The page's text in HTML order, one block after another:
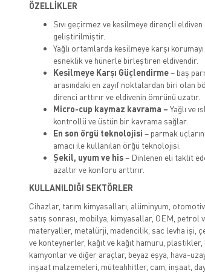
ÖZELLİKLER
Sıvı geçirmez ve kesilmeye dirençli
geliştirilmiştir.
Yağlı ortamlarda kesilmeye karşı
esneklik ve hünerle birleştiren eldivendir.
Kesilmeye Karşı Güçlendirme– baş
arasındaki en zayıf noktalardan biri olan
direnci arttırır ve eldivenin ömrünü uzatır.
Micro-cup kaymaz kavrama – Yağlı ve
kontrollü ve üstün bir kavrama sağlar.
En son örgü teknolojisi – parmak
amacı ile kullanılan örğü teknolojisi.
Şekil, uyum ve his– Dinlenen eli taklit
azaltır ve konforu arttırır.
KULLANILDIĞI SEKTÖRLER
Cihazlar, tarım kimyasalları, alüminyum,
satış sonrası, mobilya, kimyasallar, OEM, petrol
materyaller, metalürji, madencilik, sac levha işi,
ve konteynerler, kağıt ve kağıt hamuru,
kamyonlar ve diğer araçlar, beyaz eşya, hava-
inşaat malzemeleri, müteahhitler, cam, inşaat,